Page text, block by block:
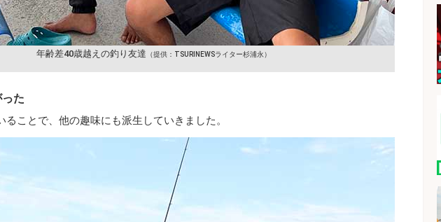
年齢差40歳越えの釣り友達 （提供：TSURINEWSライター杉浦永）
た
ることで、他の趣味にも派生していきました。